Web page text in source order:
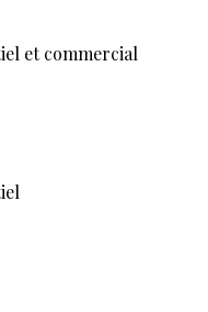
et commercial